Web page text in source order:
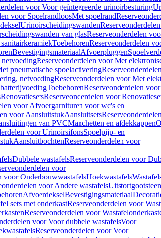
voor Voor geïntegreerde urinoirbesturing
voor SpoelrandloosMet spoelrand
Urinoirscheidingswanden
van glasReserveonderdelen
ToebehorenReserveonderdelen
BevestigingsmateriaalAfvoerpluggen
Reserveonderdelen voor Met
pneumatische spoelactivering
netvoedingReserveonderdelen voor Met
ToebehorenReserveonderdelen voor
RenovatiesetsReserveonderdelen voor
voor Afvoergarnituren voor wc's en
voor AansluitstukAansluitsets
van PVCManchetten en afdekkappen
voor UrinoirsifonsSpoelpijp- en
AansluitbochtenReserveonderdelen voor
Dubbele wastafelsReserveonderdelen voor
voor
voor OnderbouwwastafelsHoekwastafels
voor Andere wastafelsUitstortgootsteen
AfvoerdekselBevestigingsmateriaal
sets met onderkastReserveonderdelen voor
Reserveonderdelen voor
voor Voor dubbele wastafelsVoor
Reserveonderdelen voor Voor